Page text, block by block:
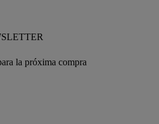
la próxima compra